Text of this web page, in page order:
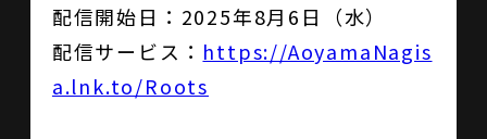
配信開始日：2025年8月6日（水）
配信サービス： https://AoyamaNagis
a.lnk.to/Roots